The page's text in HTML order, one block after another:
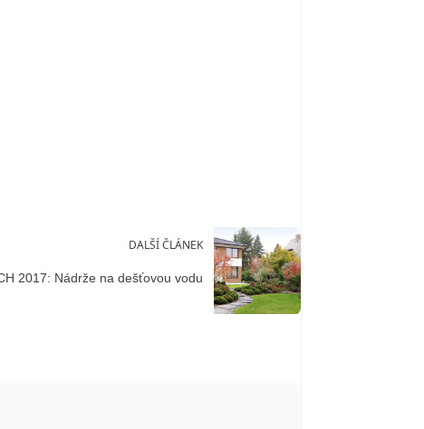
DALŠÍ ČLÁNEK
2017: Nádrže na dešťovou vodu